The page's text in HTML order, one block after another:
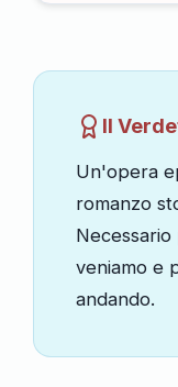
Il
Un'opera
romanzo
veniamo e
andando.